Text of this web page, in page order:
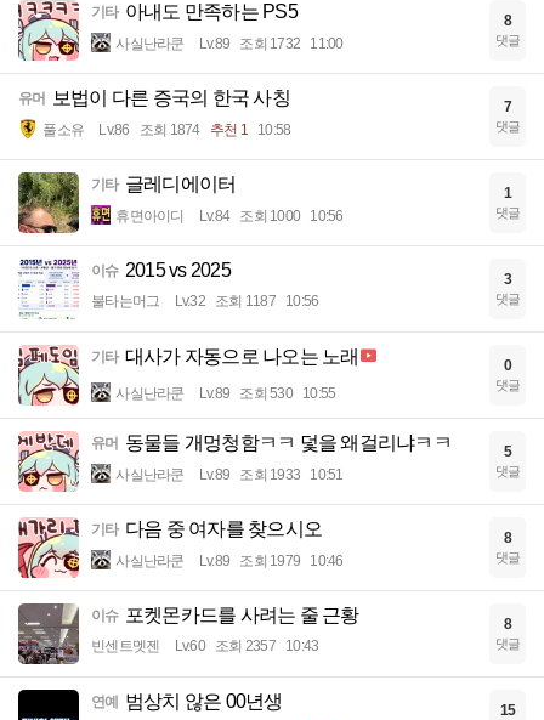
기타 아내도 만족하는 PS5
사실난라쿤 Lv.89 조회 1732 11:00
8
댓글
유머 보법이 다른 증국의 한국 사칭
풀소유 Lv.86 조회 1874 추천 1 10:58
7
댓글
기타 글레디에이터
휴면아이디 Lv.84 조회 1000 10:56
1
댓글
이슈 2015 vs 2025
불타는머그 Lv.32 조회 1187 10:56
3
댓글
기타 대사가 자동으로 나오는 노래
사실난라쿤 Lv.89 조회 530 10:55
0
댓글
유머 동물들 개멍청함ㅋㅋ 덫을 왜걸리냐ㅋㅋ
사실난라쿤 Lv.89 조회 1933 10:51
5
댓글
기타 다음 중 여자를 찾으시오
사실난라쿤 Lv.89 조회 1979 10:46
8
댓글
이슈 포켓몬카드를 사려는 줄 근황
빈센트멧젠 Lv.60 조회 2357 10:43
8
댓글
연예 범상치 않은 00년생 15